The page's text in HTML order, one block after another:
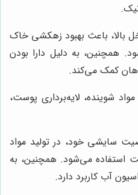
بالا، باعث بهبود زهکشی خاک
همچنین، به دلیل دارا بودن
کمک می‌کند.
مواد شوینده، لایه‌برداری پوست،
سایشی خود، در تولید مواد
استفاده می‌شود. همچنین، به
آب کاربرد دارد.